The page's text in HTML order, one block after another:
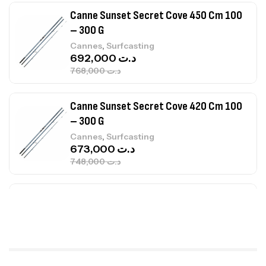
Canne Sunset Secret Cove 420 Cm 100
– 300 G
Cannes,Surfcasting
د.ت673,000
Canne Jigging Sunset Massive Attack
1.83m 120/250gr 30kg
Cannes,Jigging
د.ت340,000